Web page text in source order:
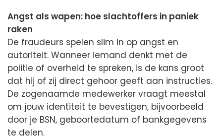
Angst als wapen: hoe slachtoffers in paniek
raken
De fraudeurs spelen slim in op angst en
autoriteit. Wanneer iemand denkt met de
politie of overheid te spreken, is de kans groot
dat hij of zij direct gehoor geeft aan instructies.
De zogenaamde medewerker vraagt meestal
om jouw identiteit te bevestigen, bijvoorbeeld
door je BSN, geboortedatum of bankgegevens
te delen.